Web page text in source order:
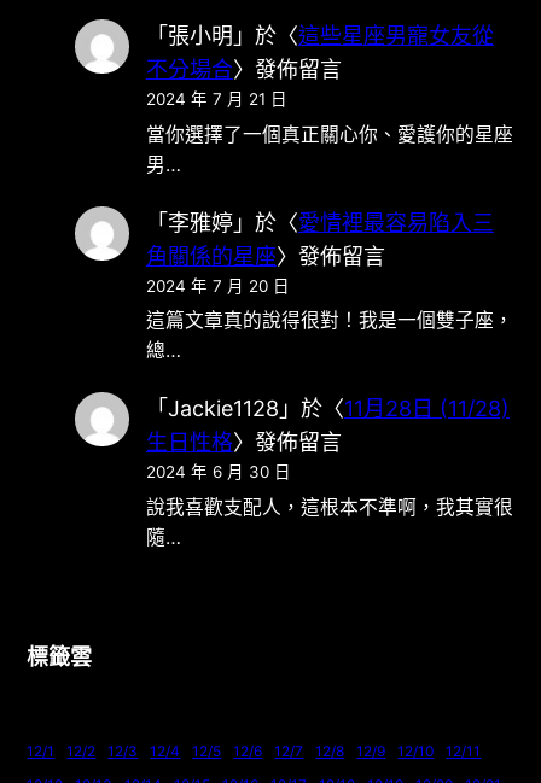
「 張小明 」於〈這些星座男寵女友從
不分場合〉發佈留言
2024 年 7 月 21 日
當你選擇了一個真正關心你、愛護你的星座
男…
「李雅婷」於〈愛情裡最容易陷入三
角關係的星座〉發佈留言
2024 年 7 月 20 日
這篇文章真的說得很對！我是一個雙子座，
總…
「 Jackie1128 」於〈11月28日 (11/28)
生日性格〉發佈留言
2024 年 6 月 30 日
說我喜歡支配人，這根本不準啊，我其實很
隨…
標籤雲
12/1 12/2 12/3 12/4 12/5 12/6 12/7 12/8 12/9 12/10
12/11